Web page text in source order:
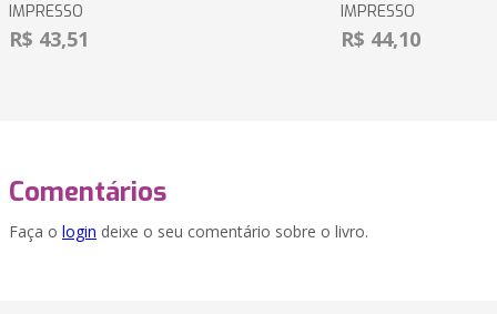
IMPRESSO
R$ 43,51
IMPRESSO
R$ 44,10
Comentários
Faça o login deixe o seu comentário sobre o livro.